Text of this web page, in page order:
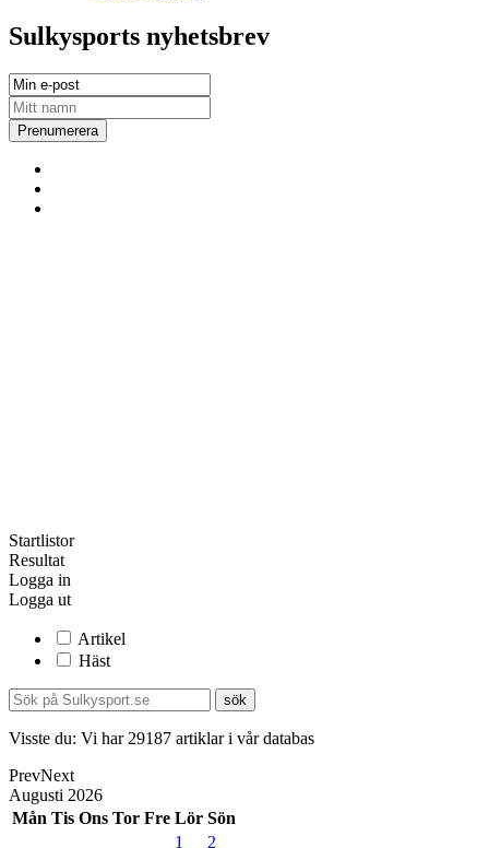
Sulkysports nyhetsbrev
Startlistor
Resultat
Logga in
Logga ut
Artikel
Häst
Visste du: Vi har 29187 artiklar i vår databas
PrevNext
Augusti 2026
Mån Tis Ons Tor Fre Lör Sön
1
2